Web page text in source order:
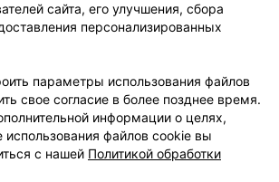
руководителю 103.by
персональных данных
сайта, его улучшения, сбора
персонализированных
параметры использования файлов
свое согласие в более позднее время.
информации о целях,
использования файлов cookie вы
с нашей Политикой обработки